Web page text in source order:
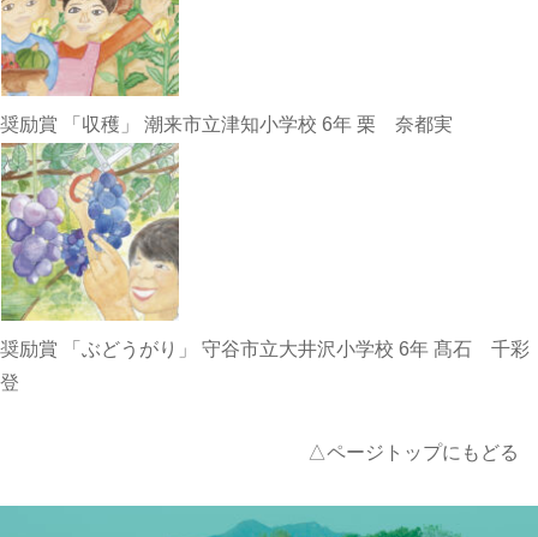
奨励賞 「収穫」 潮来市立津知小学校 6年 栗 奈都実
奨励賞 「ぶどうがり」 守谷市立大井沢小学校 6年 髙石 千彩
登
△ページトップにもどる